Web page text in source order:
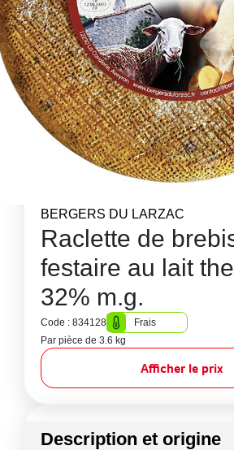
BERGERS DU LARZAC
Raclette de
festaire au lait
32% m.g.
Code : 834128
Frais
Par pièce de 3.6 kg
Afficher le prix
Description et origine